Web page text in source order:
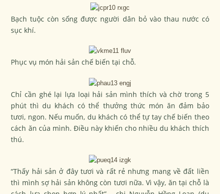
Bạch tuộc còn sống được người dân bỏ vào thau nước có
sục khí.
Phục vụ món hải sản chế biến tại chỗ.
Chỉ cần ghé lại lựa loại hải sản mình thích và chờ trong 5
phút thì du khách có thể thưởng thức món ăn đảm bảo
tươi, ngon. Nếu muốn, du khách có thể tự tay chế biến theo
cách ăn của mình. Điều này khiến cho nhiều du khách thích
thú.
“Thấy hải sản ở đây tươi và rất rẻ nhưng mang về đất liền
thì mình sợ hải sản không còn tươi nữa. Vì vậy, ăn tại chỗ là